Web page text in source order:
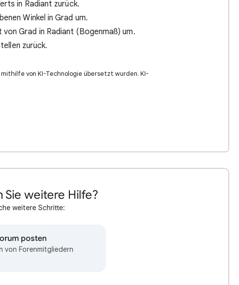
in Radiant zurück.
Winkel in Grad um.
Grad in Radiant (Bogenmaß) um.
zurück.
von KI-Technologie übersetzt wurden. KI-
Sie weitere Hilfe?
weitere Schritte:
posten
von Forenmitgliedern